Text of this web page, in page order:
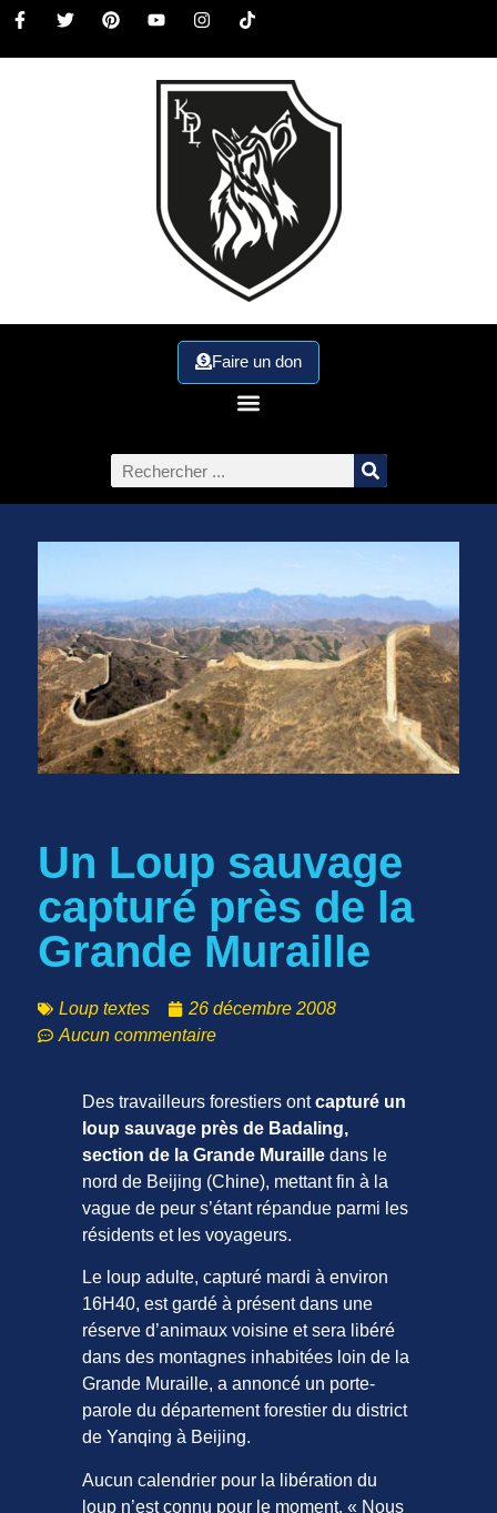
Faire un don
Un Loup sauvage
capturé près de la
Grande Muraille
Loup textes
26 décembre 2008
Aucun commentaire
Des travailleurs forestiers ontcapturé un
loup sauvage près de Badaling,
section de la Grande Muraille dans le
nord de Beijing (Chine), mettant fin à la
vague de peur s’étant répandue parmi les
résidents et les voyageurs.
Le loup adulte, capturé mardi à environ
16H40, est gardé à présent dans une
réserve d’animaux voisine et sera libéré
dans des montagnes inhabitées loin de la
Grande Muraille, a annoncé un porte-
parole du département forestier du district
de Yanqing à Beijing.
Aucun calendrier pour la libération du
loup n’est connu pour le moment. « Nous